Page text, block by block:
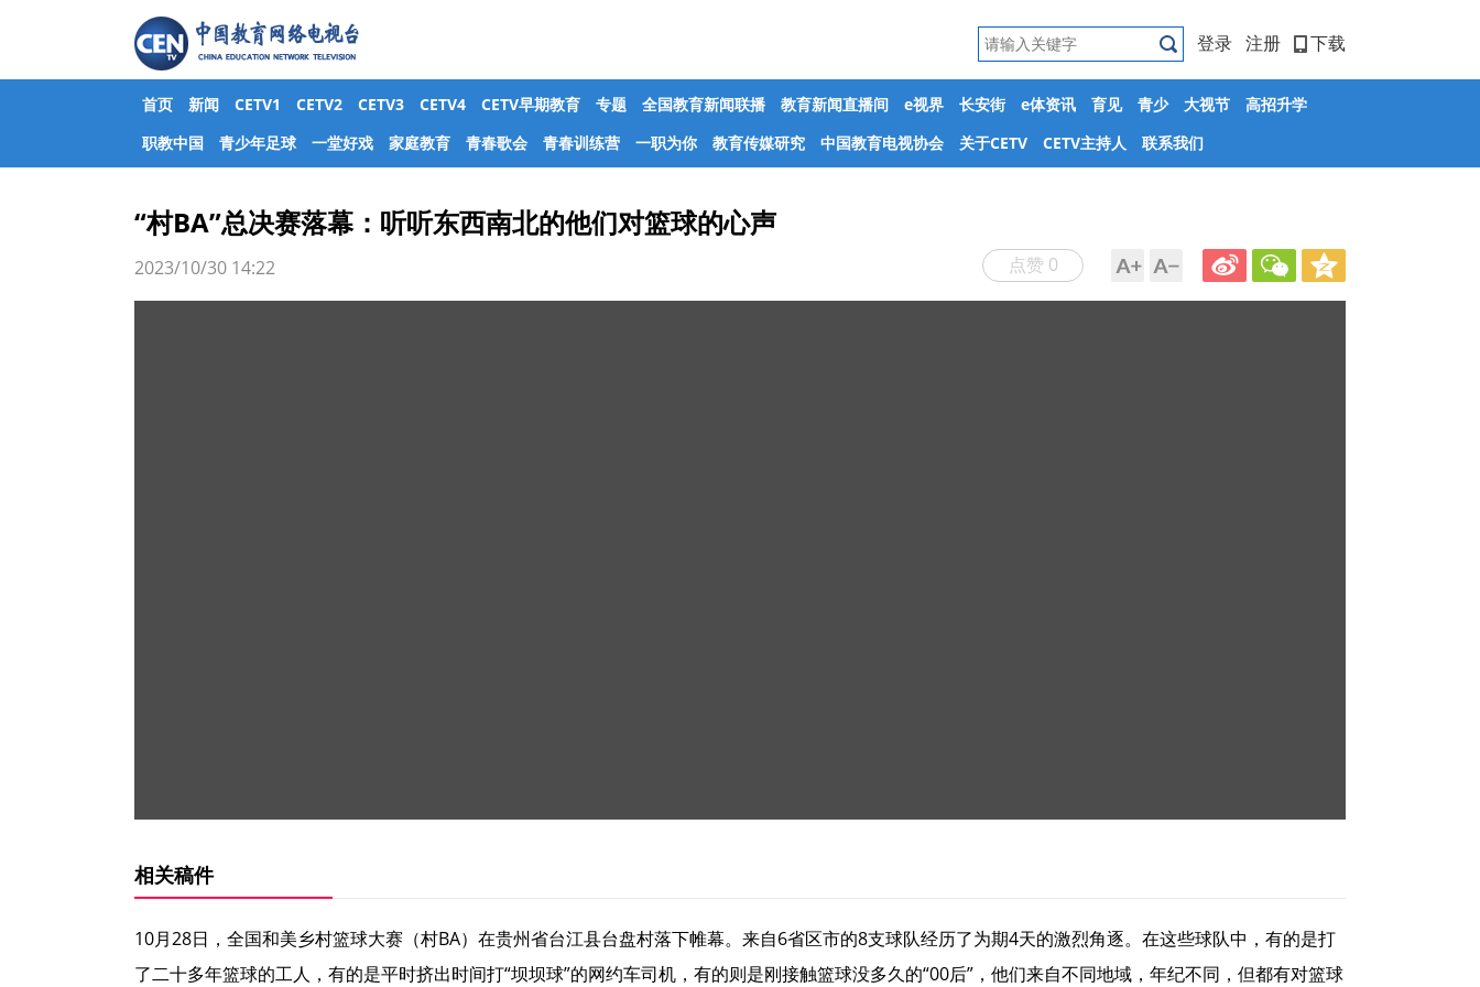
登录 注册 下载
首页 新闻 CETV1 CETV2 CETV3 CETV4 CETV早期教育 专题 全国教育新闻联播 教育新闻直播间 e视界 长安街 e体资讯 育见 青少 大视节
高招升学
职教中国
青少年足球 一堂好戏 家庭教育 青春歌会 青春训练营 一职为你 教育传媒研究 中国教育电视协会 关于CETV CETV主持人 联系我们
“村BA”总决赛落幕：听听东西南北的他们对篮球的心声
点赞 0
2023/10/30 14:22
相关稿件
10月28日，全国和美乡村篮球大赛（村BA）在贵州省台江县台盘村落下帷幕。来自6省区市的8支球队经历了为期4天的激烈角逐。在这些球队中，有的是打
了二十多年篮球的工人，有的是平时挤出时间打“坝坝球”的网约车司机，有的则是刚接触篮球没多久的“00后”，他们来自不同地域，年纪不同，但都有对篮球